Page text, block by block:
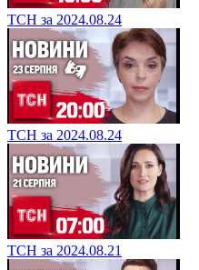
ТСН за 2024.08.24
ТСН за 2024.08.24
ТСН за 2024.08.21